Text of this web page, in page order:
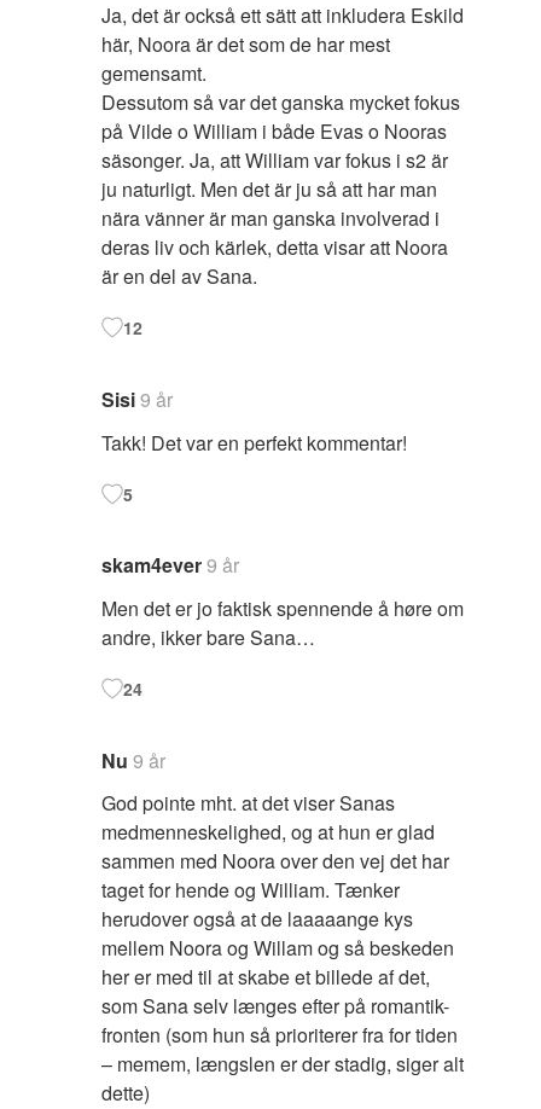
Ja, det är också ett sätt att inkludera Eskild
här, Noora är det som de har mest
gemensamt.
Dessutom så var det ganska mycket fokus
på Vilde o William i både Evas o Nooras
säsonger. Ja, att William var fokus i s2 är
ju naturligt. Men det är ju så att har man
nära vänner är man ganska involverad i
deras liv och kärlek, detta visar att Noora
är en del av Sana.
12
Sisi9 år
Takk! Det var en perfekt kommentar!
5
skam4ever9 år
Men det er jo faktisk spennende å høre om
andre, ikker bare Sana…
24
Nu 9 år
God pointe mht. at det viser Sanas
medmenneskelighed, og at hun er glad
sammen med Noora over den vej det har
taget for hende og William. Tænker
herudover også at de laaaaange kys
mellem Noora og Willam og så beskeden
her er med til at skabe et billede af det,
som Sana selv længes efter på romantik-
fronten (som hun så prioriterer fra for tiden
– memem, længslen er der stadig, siger alt
dette)